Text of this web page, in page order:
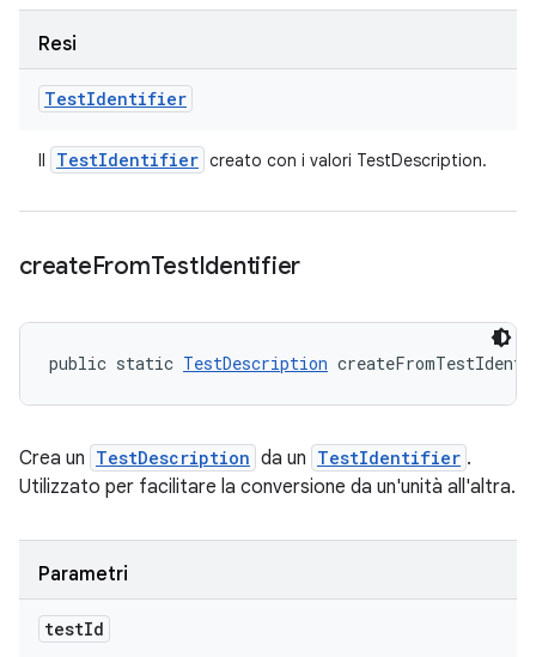
Resi
TestIdentifier
Il TestIdentifier creato con i valori TestDescription.
createFromTestIdentifier
public static TestDescription
Crea un TestDescription da un TestIdentifier .
Utilizzato per facilitare la conversione da un'unità all'altra.
Parametri
testId